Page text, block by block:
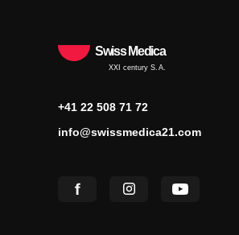
Swiss Medica
XXI century S.A.
+41 22 508 71 72
info@swissmedica21.com